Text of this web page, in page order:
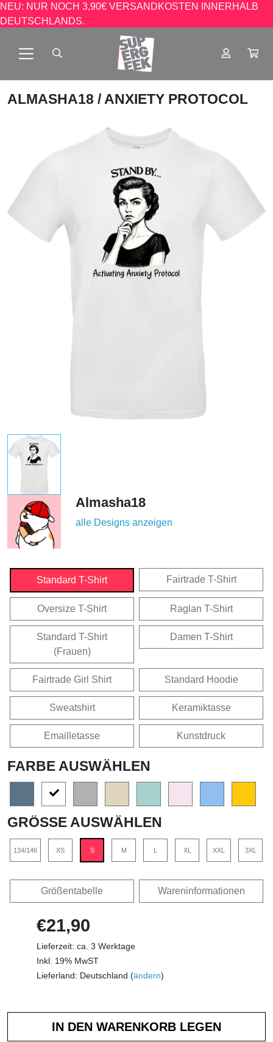
NEU: NUR NOCH 3,90€ VERSANDKOSTEN INNERHALB
DEUTSCHLANDS.
ALMASHA18 / ANXIETY PROTOCOL
Almasha18
alle Designs anzeigen
Standard T-Shirt Fairtrade T-Shirt
Oversize T-Shirt Raglan T-Shirt
Standard T-Shirt
(Frauen)
Damen T-Shirt
Fairtrade Girl Shirt Standard Hoodie
Sweatshirt Keramiktasse
Emailletasse Kunstdruck
FARBE AUSWÄHLEN
GRÖSSE AUSWÄHLEN
134/146 XS S M L XL XXL 3XL
Größentabelle Wareninformationen
€21,90
Lieferzeit: ca. 3 Werktage
Inkl. 19% MwST
Lieferland: Deutschland (ändern)